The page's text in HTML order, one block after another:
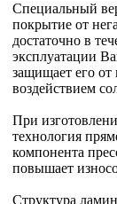
Специальный
покрытие от
достаточно в
эксплуатации
защищает его
воздействием
При
технология
компонента
повышает
Структура